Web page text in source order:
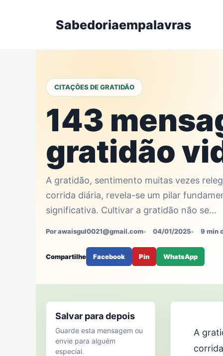
Sabedoriaempalavras
CITAÇÕES DE GRATIDÃO
143
gratidão
A gratidão, sentimento muitas vezes
corrida diária, revela-se um pilar
significativa. Cultivar a gratidão não se…
Por awaisgul0021@gmail.com 04/01/2025 9 min
Compartilhe Facebook Pin WhatsApp
Salvar para depois
Guarde esta mensagem ou
envie para alguém
especial.
A